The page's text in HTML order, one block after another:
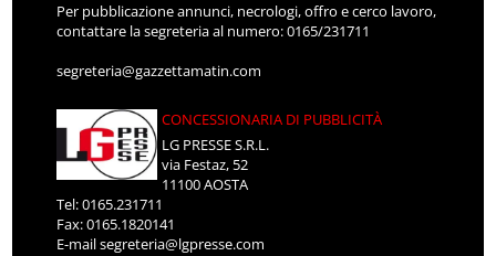
Per pubblicazione annunci, necrologi, offro e cerco lavoro,
contattare la segreteria al numero: 0165/231711
segreteria@gazzettamatin.com
CONCESSIONARIA DI PUBBLICITÀ
LG PRESSE S.R.L.
via Festaz, 52
11100 AOSTA
Tel: 0165.231711
Fax: 0165.1820141
E-mailsegreteria@lgpresse.com